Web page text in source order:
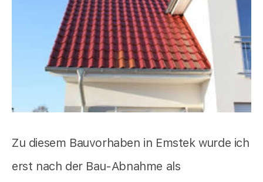
Zu diesem Bauvorhaben in Emstek wurde ich
erst nach der Bau-Abnahme als